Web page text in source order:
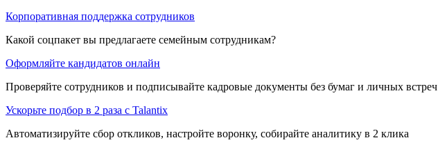
Корпоративная поддержка сотрудников
Какой соцпакет вы предлагаете семейным сотрудникам?
Оформляйте кандидатов онлайн
Проверяйте сотрудников и подписывайте кадровые документы без бумаг и личных встреч
Ускорьте подбор в 2 раза с Talantix
Автоматизируйте сбор откликов, настройте воронку, собирайте аналитику в 2 клика